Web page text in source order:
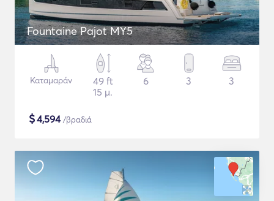
Fountaine Pajot MY5
Καταμαράν
49 ft
15 μ.
6 3 3
$4,594/βραδιά